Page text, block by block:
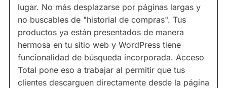
lugar. No más desplazarse por páginas largas y
no buscables de "historial de compras". Tus
productos ya están presentados de manera
hermosa en tu sitio web y WordPress tiene
funcionalidad de búsqueda incorporada. Acceso
Total pone eso a trabajar al permitir que tus
clientes descarguen directamente desde la página